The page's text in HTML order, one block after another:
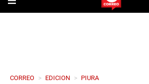
CORREO > EDICION > PIURA